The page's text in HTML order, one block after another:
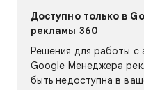
Доступно только в
рекламы 360
Решения для работы с
Google Менеджера
быть недоступна в